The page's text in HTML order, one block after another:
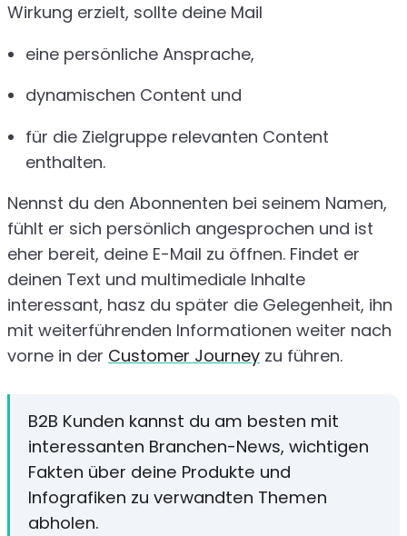
Wirkung erzielt, sollte deine Mail
eine persönliche Ansprache,
dynamischen Content und
für die Zielgruppe relevanten Content
enthalten.
Nennst du den Abonnenten bei seinem Namen,
fühlt er sich persönlich angesprochen und ist
eher bereit, deine E-Mail zu öffnen. Findet er
deinen Text und multimediale Inhalte
interessant, hasz du später die Gelegenheit, ihn
mit weiterführenden Informationen weiter nach
vorne in der Customer Journey zu führen.
B2B Kunden kannst du am besten mit
interessanten Branchen-News, wichtigen
Fakten über deine Produkte und
Infografiken zu verwandten Themen
abholen.